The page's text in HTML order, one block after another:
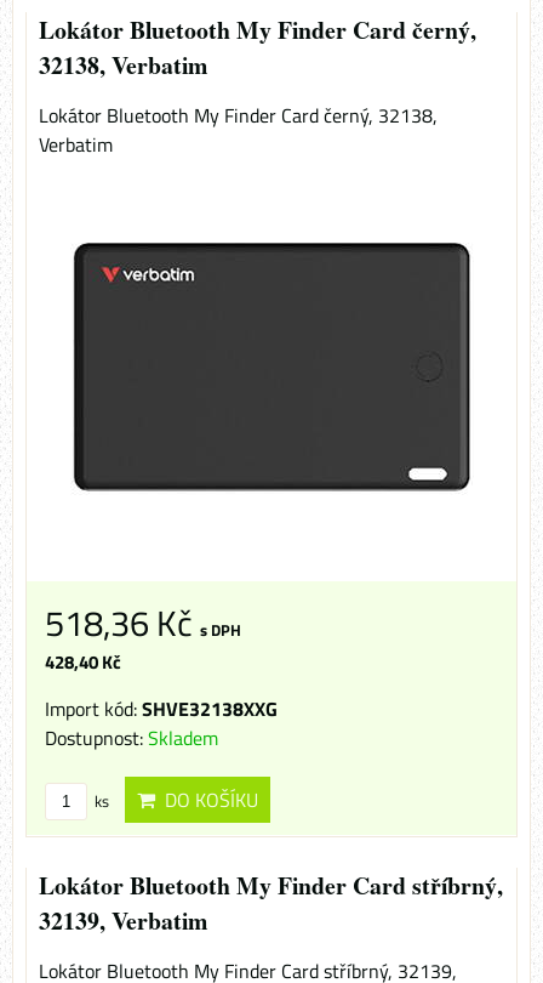
Lokátor Bluetooth My Finder Card černý,
32138, Verbatim
Lokátor Bluetooth My Finder Card černý, 32138,
Verbatim
518,36 Kč s DPH
428,40 Kč
Import kód:SHVE32138XXG
Dostupnost:Skladem
ks DO KOŠÍKU
Lokátor Bluetooth My Finder Card stříbrný,
32139, Verbatim
Lokátor Bluetooth My Finder Card stříbrný, 32139,